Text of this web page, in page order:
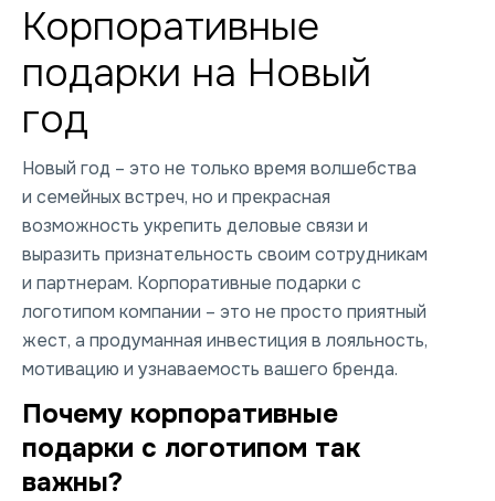
Корпоративные
подарки на Новый
год
Новый год – это не только время волшебства
и семейных встреч, но и прекрасная
возможность укрепить деловые связи и
выразить признательность своим сотрудникам
и партнерам. Корпоративные подарки с
логотипом компании – это не просто приятный
жест, а продуманная инвестиция в лояльность,
мотивацию и узнаваемость вашего бренда.
Почему корпоративные
подарки с логотипом так
важны?